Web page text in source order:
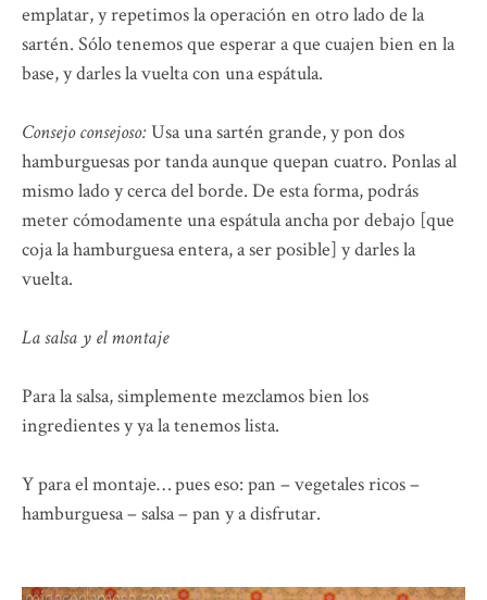
emplatar, y repetimos la operación en otro lado de la
sartén. Sólo tenemos que esperar a que cuajen bien en la
base, y darles la vuelta con una espátula.
Consejo consejoso:Usa una sartén grande, y pon dos
hamburguesas por tanda aunque quepan cuatro. Ponlas al
mismo lado y cerca del borde. De esta forma, podrás
meter cómodamente una espátula ancha por debajo [que
coja la hamburguesa entera, a ser posible] y darles la
vuelta.
La salsa y el montaje
Para la salsa, simplemente mezclamos bien los
ingredientes y ya la tenemos lista.
Y para el montaje… pues eso: pan – vegetales ricos –
hamburguesa – salsa – pan y a disfrutar.